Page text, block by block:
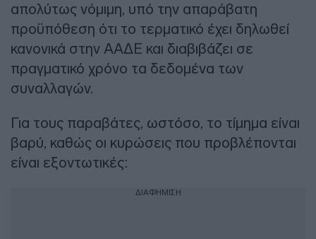
απολύτως νόμιμη, υπό την απαράβατη
προϋπόθεση ότι το τερματικό έχει δηλωθεί
κανονικά στην ΑΑΔΕ και διαβιβάζει σε
πραγματικό χρόνο τα δεδομένα των
συναλλαγών.
Για τους παραβάτες, ωστόσο, το τίμημα είναι
βαρύ, καθώς οι κυρώσεις που προβλέπονται
είναι εξοντωτικές:
ΔΙΑΦΗΜΙΣΗ